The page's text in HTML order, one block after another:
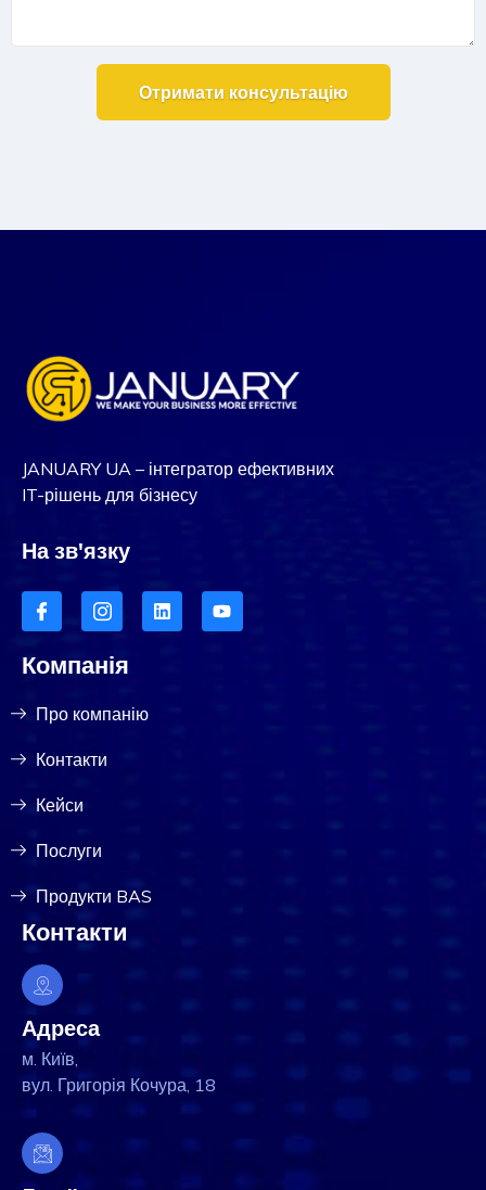
JANUARY UA – інтегратор ефективних
IT-рішень для бізнесу
На зв'язку
Компанія
Про компанію
Контакти
Кейси
Послуги
Продукти BAS
Контакти
Адреса
м. Київ,
вул. Григорія Кочура, 18